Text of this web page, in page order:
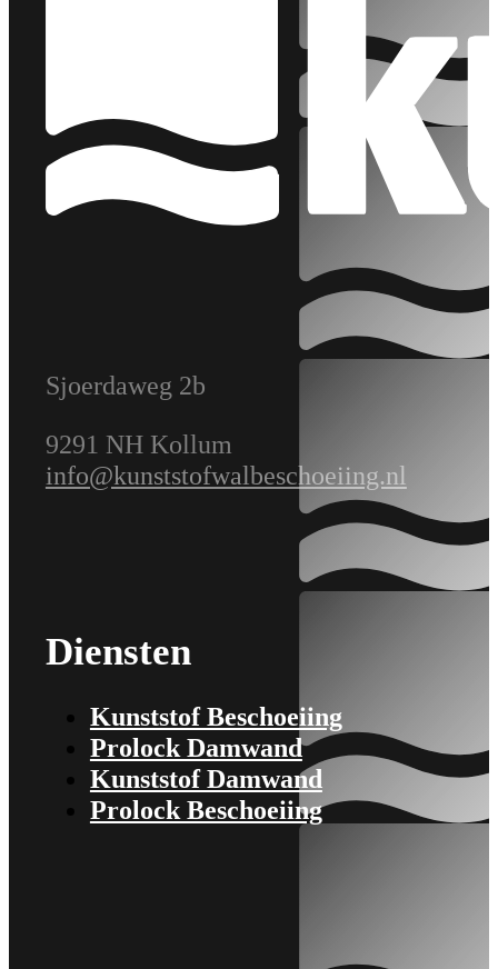
Sjoerdaweg 2b
9291 NH Kollum
info@kunststofwalbeschoeiing.nl
Diensten
Kunststof Beschoeiing
Prolock Damwand
Kunststof Damwand
Prolock Beschoeiing